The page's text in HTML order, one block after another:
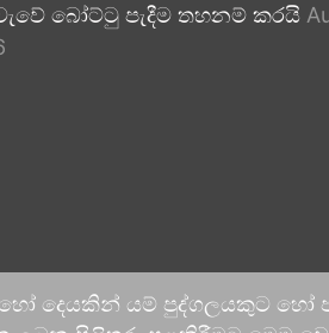
බෝට්ටු පැදීම තහනම් කරයි
හෝ දෙයකින් යම් පුද්ගලයකුට